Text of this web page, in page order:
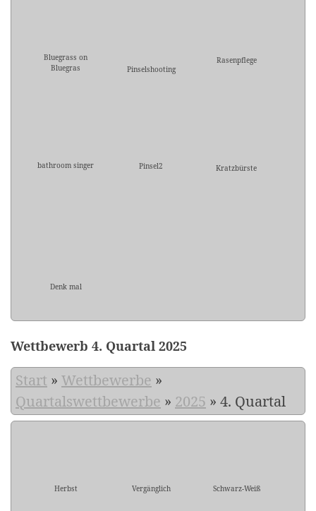
Bluegrass on
Bluegras
Pinselshooting
Rasenpflege
bathroom singer Pinsel2 Kratzbürste
Denk mal
Wettbewerb 4. Quartal 2025
Start » Wettbewerbe »
Quartalswettbewerbe » 2025 » 4. Quartal
Herbst Vergänglich Schwarz-Weiß